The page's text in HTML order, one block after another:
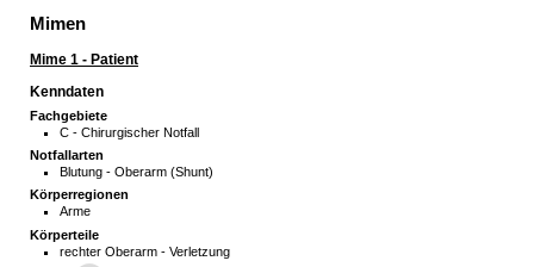
Mimen
Mime 1 - Patient
Kenndaten
Fachgebiete
C - Chirurgischer Notfall
Notfallarten
Blutung - Oberarm (Shunt)
Körperregionen
Arme
Körperteile
rechter Oberarm - Verletzung